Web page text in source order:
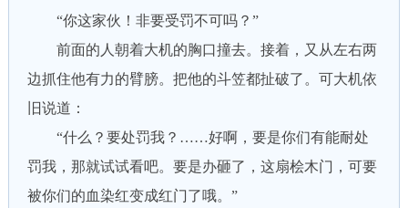
“你这家伙！非要受罚不可吗？”
前面的人朝着大机的胸口撞去。接着，又从左右两
边抓住他有力的臂膀。把他的斗笠都扯破了。可大机依
旧说道：
“什么？要处罚我？……好啊，要是你们有能耐处
罚我，那就试试看吧。要是办砸了，这扇桧木门，可要
被你们的血染红变成红门了哦。”